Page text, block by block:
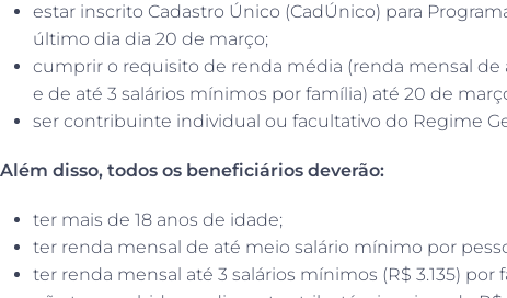
estar inscrito Cadastro Único (CadÚnico) para
último dia dia 20 de março;
cumprir o requisito de renda média (renda mensal de
e de até 3 salários mínimos por família) até 20 de
ser contribuinte individual ou facultativo do Regime
Além disso, todos os beneficiários deverão:
ter mais de 18 anos de idade;
ter renda mensal de até meio salário mínimo por
ter renda mensal até 3 salários mínimos (R$ 3.135) por